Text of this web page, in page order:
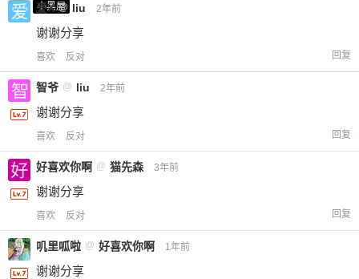
小黑屋
爱X @ liu 2年前
谢谢分享
喜欢 反对 回复
智爷 @ liu 2年前
谢谢分享
喜欢 反对 回复
好喜欢你啊 @ 猫先森 3年前
谢谢分享
喜欢 反对 回复
叽里呱啦 @ 好喜欢你啊 1年前
谢谢分享